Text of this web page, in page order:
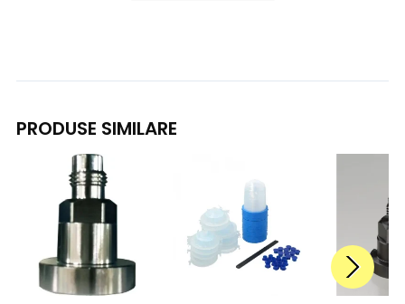
PRODUSE SIMILARE